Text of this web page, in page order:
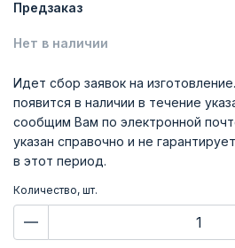
Предзаказ
Нет в наличии
Идет сбор заявок на
появится в наличии в течение
сообщим Вам по электронной
указан справочно и не
в этот период.
Количество, шт.